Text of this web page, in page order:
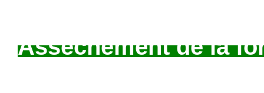
Assèchement de la